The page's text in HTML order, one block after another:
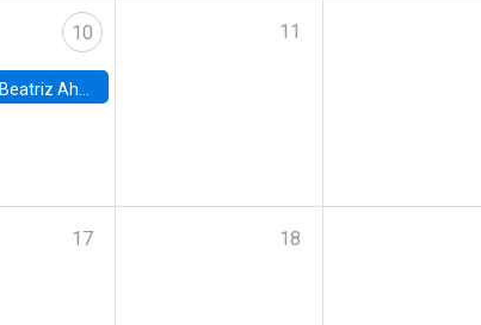
10
Beatriz Ahumada, PhD candidate, Universidad de Pittsburgh
11
17 18